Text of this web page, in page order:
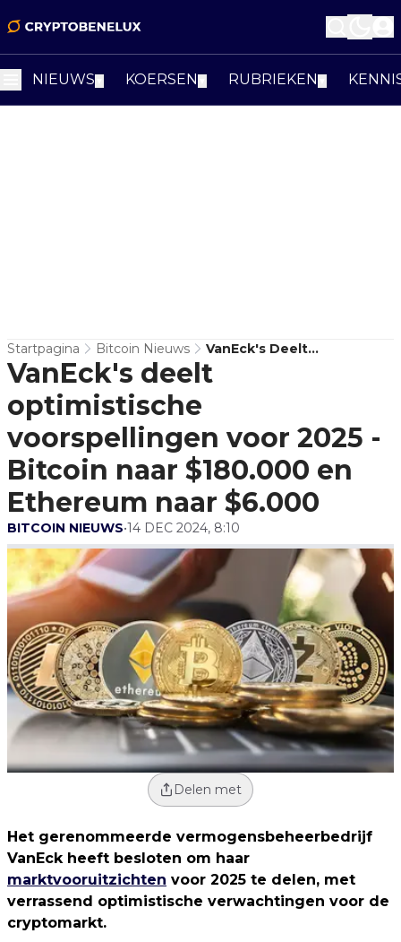
NIEUWS KOERSEN RUBRIEKEN
Startpagina Bitcoin Nieuws
VanEck's Deelt
Optimistische
Voorspellingen Voor 2025 -
VanEck's deelt
optimistische
voorspellingen voor 2025 -
Bitcoin naar $180.000 en
Ethereum naar $6.000
BITCOIN NIEUWS•14 DEC 2024, 8:10
Delen met
Het gerenommeerde vermogensbeheerbedrijf
VanEck heeft besloten om haar
marktvooruitzichten voor 2025 te delen, met
verrassend optimistische verwachtingen voor de
cryptomarkt.